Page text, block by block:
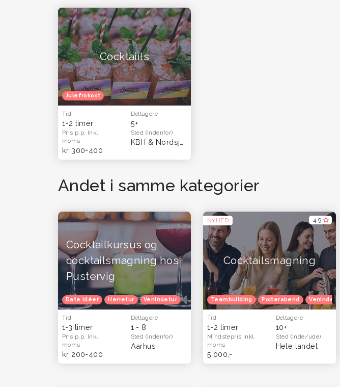
Cocktaiils
Julefrokost
Tid
1-2 timer
Deltagere
5+
Pris p.p. Inkl.
moms
kr 300-400
Sted (Indenfor)
Andet i samme kategorier
Cocktailkursus og
cocktailsmagning hos
Pustervig
Date idéer Herretur Venindetur Oplevelsesgavekort Oplevelsesgaver til hende
Tid
1-3 timer
Deltagere
1 - 8
Pris p.p. Inkl.
moms
kr 200-400
Sted (Indenfor)
Aarhus
4,9
NYHED
Cocktailsmagning
Teambuilding Polterabend Venindetur
Tid
1-2 timer
Deltagere
10+
Mindstepris Inkl.
moms
5.000,-
Sted (Inde/ude)
Hele landet